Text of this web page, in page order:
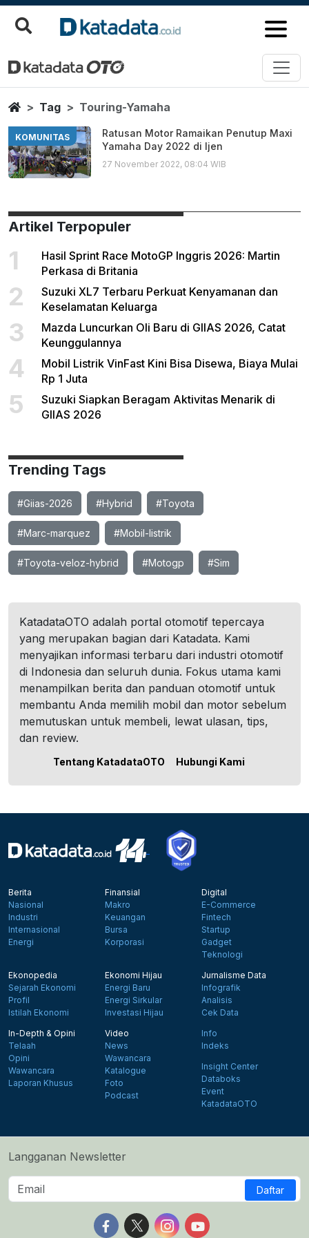
Touring Yamaha
Berita Terbaru
HomeTag Touring-Yamaha
KOMUNITAS
Ratusan Motor Ramaikan Penutup Maxi
Yamaha Day 2022 di Ijen
27 November 2022, 08:04 WIB
Artikel Terpopuler
1
Hasil Sprint Race MotoGP Inggris 2026: Martin
Perkasa di Britania
2
Suzuki XL7 Terbaru Perkuat Kenyamanan dan
Keselamatan Keluarga
3
Mazda Luncurkan Oli Baru di GIIAS 2026, Catat
Keunggulannya
4
Mobil Listrik VinFast Kini Bisa Disewa, Biaya Mulai
Rp 1 Juta
5
Suzuki Siapkan Beragam Aktivitas Menarik di
GIIAS 2026
Trending Tags
#Giias-2026 #Hybrid #Toyota
#Marc-marquez #Mobil-listrik
#Toyota-veloz-hybrid #Motogp #Sim
KatadataOTO adalah portal otomotif tepercaya
yang merupakan bagian dari Katadata. Kami
menyajikan informasi terbaru dari industri otomotif
di Indonesia dan seluruh dunia. Fokus utama kami
menampilkan berita dan panduan otomotif untuk
membantu Anda memilih mobil dan motor sebelum
memutuskan untuk membeli, lewat ulasan, tips,
dan review.
Tentang KatadataOTO Hubungi Kami
Berita
Nasional
Industri
Internasional
Energi
Finansial
Makro
Keuangan
Bursa
Korporasi
Digital
E-Commerce
Fintech
Startup
Gadget
Teknologi
Ekonopedia
Sejarah Ekonomi
Profil
Istilah Ekonomi
Ekonomi Hijau
Energi Baru
Energi Sirkular
Investasi Hijau
Jurnalisme Data
Infografik
Analisis
Cek Data
In-Depth & Opini
Telaah
Opini
Wawancara
Laporan Khusus
Video
News
Wawancara
Katalogue
Foto
Podcast
Info
Indeks
Insight Center
Databoks
Event
KatadataOTO
Langganan Newsletter
Daftar
Follow us on Facebook
Follow us on X
Follow us on Instagram
Follow us on